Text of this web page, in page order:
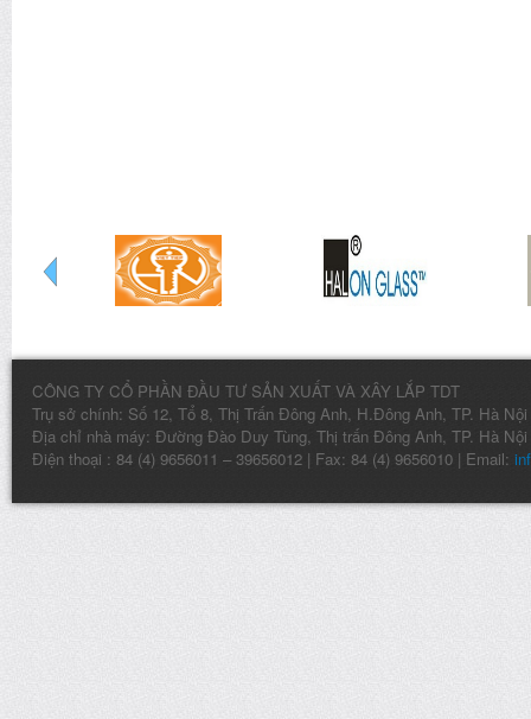
CÔNG TY CỔ PHẦN ĐẦU TƯ SẢN XUẤT VÀ XÂY LẮP TDT
Trụ sở chính: Số 12, Tổ 8, Thị Trấn Đông Anh, H.Đông Anh, TP. Hà Nội
Địa chỉ nhà máy: Đường Đào Duy Tùng, Thị trấn Đông Anh, TP. Hà Nội
Điện thoại : 84 (4) 9656011 – 39656012 | Fax: 84 (4) 9656010 | Email: